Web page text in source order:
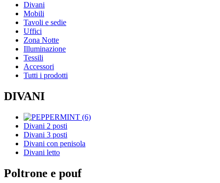
Divani
Mobili
Tavoli e sedie
Uffici
Zona Notte
Illuminazione
Tessili
Accessori
Tutti i prodotti
DIVANI
Divani 2 posti
Divani 3 posti
Divani con penisola
Divani letto
Poltrone e pouf